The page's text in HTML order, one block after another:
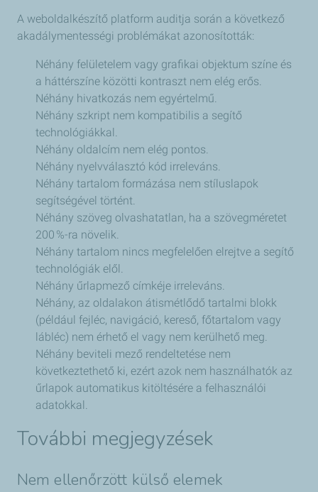
A weboldalkészítő platform auditja során a következő
akadálymentességi problémákat azonosították:
Néhány felületelem vagy grafikai objektum színe és
a háttérszíne közötti kontraszt nem elég erős.
Néhány hivatkozás nem egyértelmű.
Néhány szkript nem kompatibilis a segítő
technológiákkal.
Néhány oldalcím nem elég pontos.
Néhány nyelvválasztó kód irreleváns.
Néhány tartalom formázása nem stíluslapok
segítségével történt.
Néhány szöveg olvashatatlan, ha a szövegméretet
200 %-ra növelik.
Néhány tartalom nincs megfelelően elrejtve a segítő
technológiák elől.
Néhány űrlapmező címkéje irreleváns.
Néhány, az oldalakon átismétlődő tartalmi blokk
(például fejléc, navigáció, kereső, főtartalom vagy
lábléc) nem érhető el vagy nem kerülhető meg.
Néhány beviteli mező rendeltetése nem
következtethető ki, ezért azok nem használhatók az
űrlapok automatikus kitöltésére a felhasználói
adatokkal.
További megjegyzések
Nem ellenőrzött külső elemek